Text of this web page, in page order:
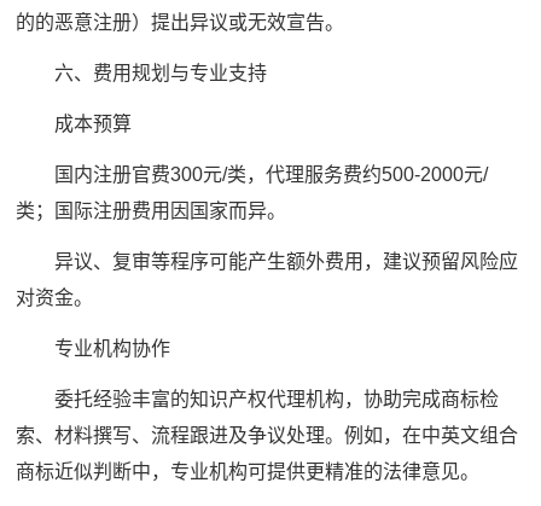
的的恶意注册）提出异议或无效宣告。
六、费用规划与专业支持
成本预算
国内注册官费300元/类，代理服务费约500-2000元/
类；国际注册费用因国家而异。
异议、复审等程序可能产生额外费用，建议预留风险应
对资金。
专业机构协作
委托经验丰富的知识产权代理机构，协助完成商标检
索、材料撰写、流程跟进及争议处理。例如，在中英文组合
商标近似判断中，专业机构可提供更精准的法律意见。